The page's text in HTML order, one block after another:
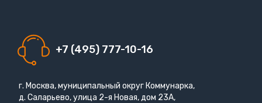
+7 (495) 777-10-16
г. Москва, муниципальный округ Коммунарка,
д. Саларьево, улица 2-я Новая, дом 23А,